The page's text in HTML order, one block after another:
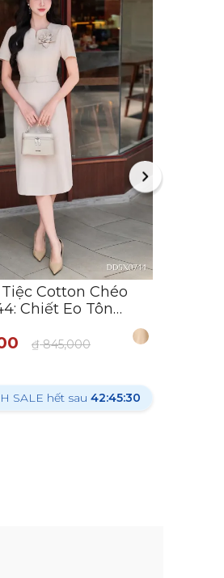
Cotton Chéo
Chiết Eo Tôn
₫845,000
SALE hết sau 42:45:29